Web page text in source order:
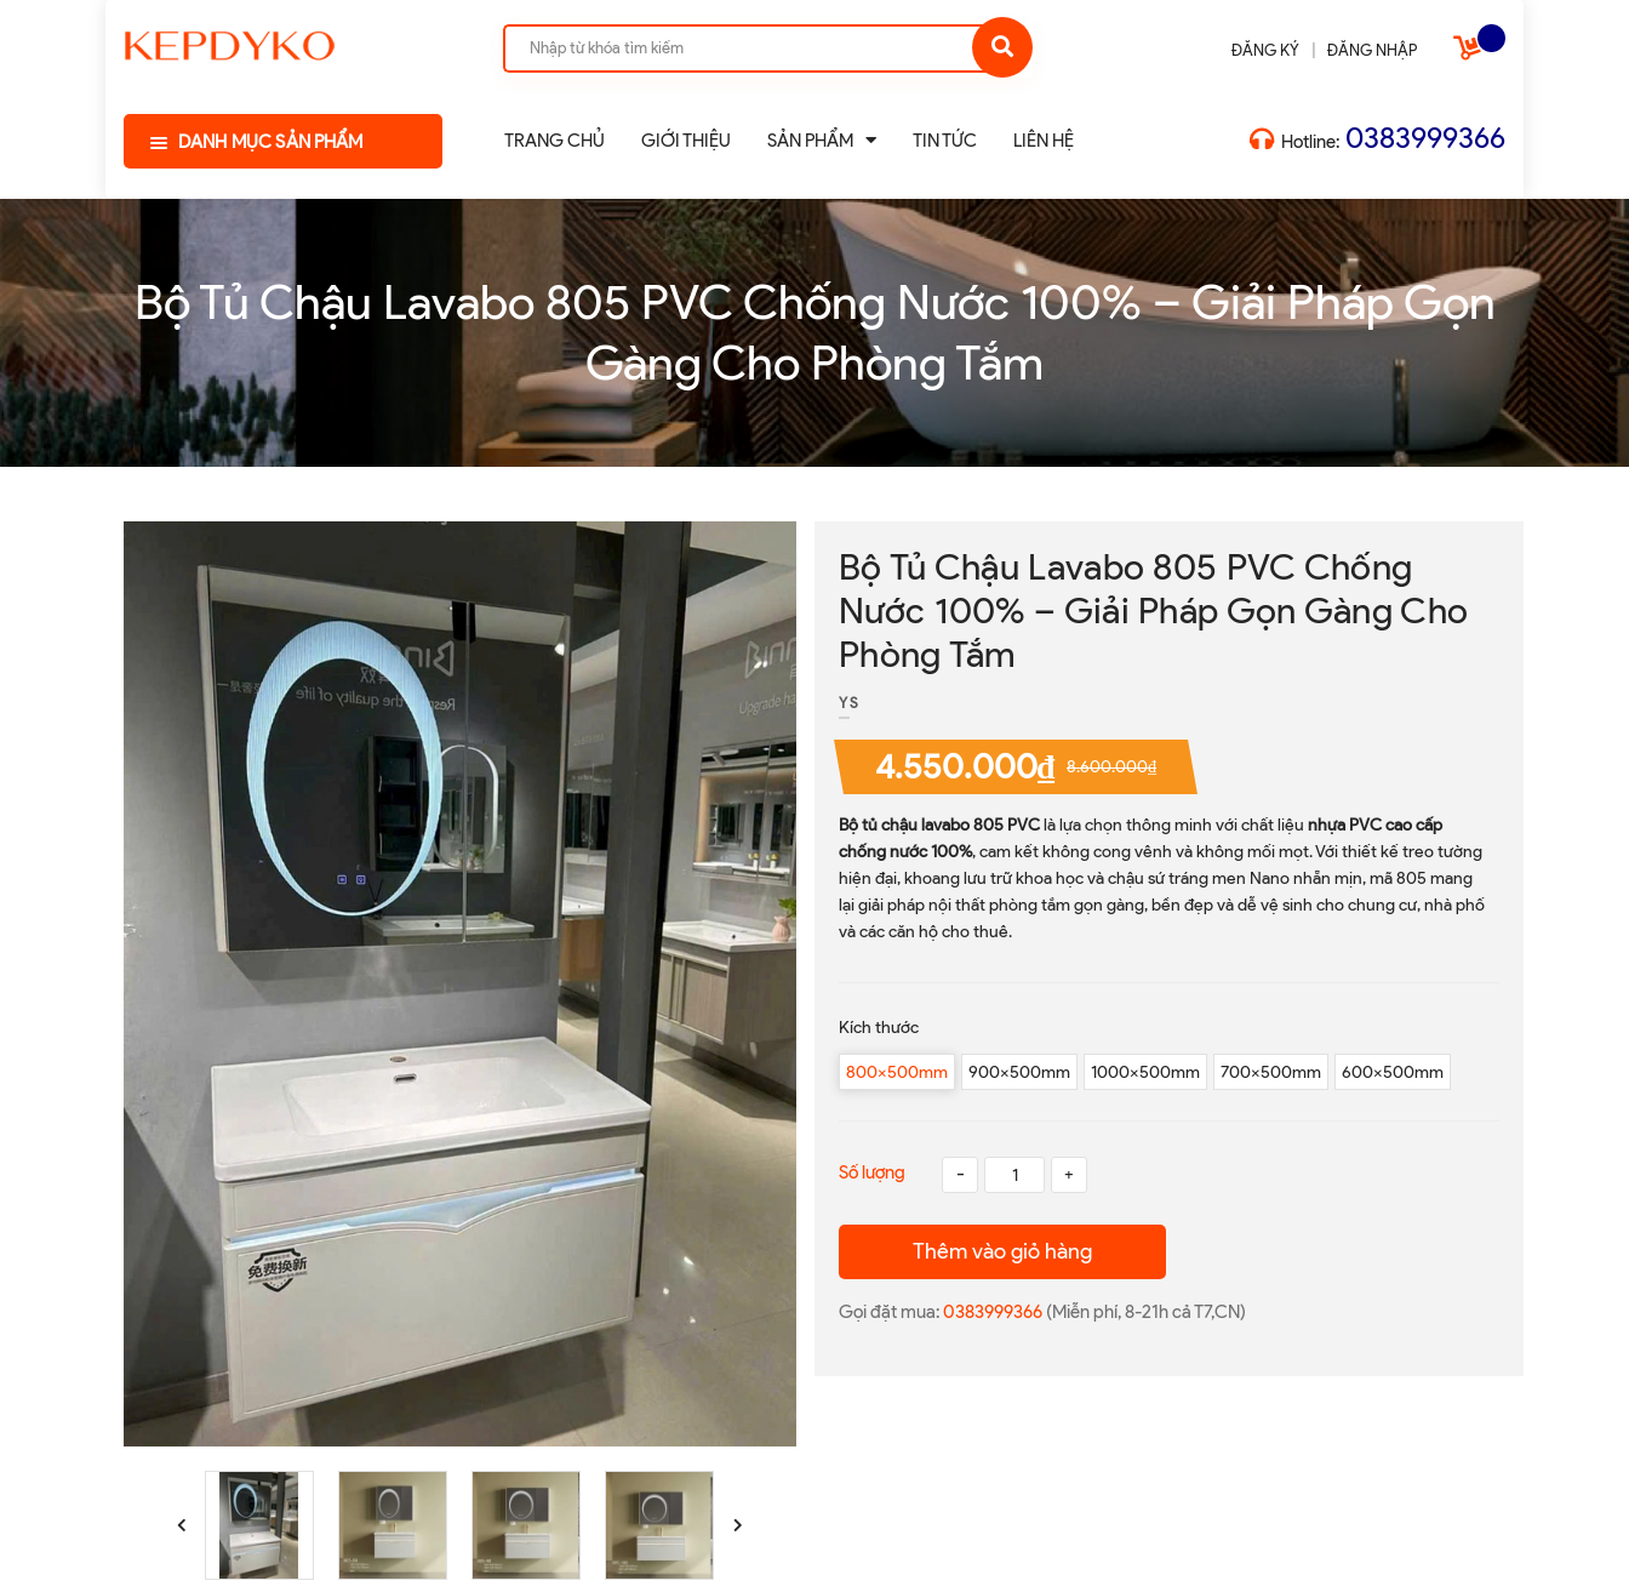
ĐĂNG KÝ ĐĂNG NHẬP
DANH MỤC SẢN PHẨM TRANG CHỦ GIỚI THIỆU SẢN PHẨM TIN TỨC LIÊN HỆ Hotline: 0383999366
Bộ Tủ Chậu Lavabo 805 PVC Chống Nước 100% – Giải Pháp Gọn
Gàng Cho Phòng Tắm
Bộ Tủ Chậu Lavabo 805 PVC Chống
Nước 100% – Giải Pháp Gọn Gàng Cho
Phòng Tắm
YS
4.550.000₫ 8.600.000₫
Bộ tủ chậu lavabo 805 PVClà lựa chọn thông minh với chất liệu nhựa PVC cao cấp
chống nước 100%, cam kết không cong vênh và không mối mọt. Với thiết kế treo tường
hiện đại, khoang lưu trữ khoa học và chậu sứ tráng men Nano nhẵn mịn, mã 805 mang
lại giải pháp nội thất phòng tắm gọn gàng, bền đẹp và dễ vệ sinh cho chung cư, nhà phố
và các căn hộ cho thuê.
Kích thước
800x500mm 900x500mm 1000x500mm 700x500mm 600x500mm
Số lượng - +
Thêm vào giỏ hàng
Gọi đặt mua:0383999366 (Miễn phí, 8-21h cả T7,CN)